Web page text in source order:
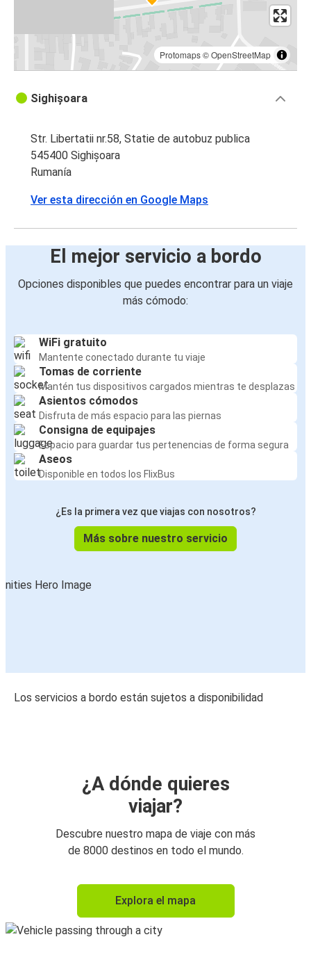
Protomaps©OpenStreetMap
Sighișoara
Str. Libertatii nr.58, Statie de autobuz publica
545400 Sighișoara
Rumanía
Ver esta dirección en Google Maps
El mejor servicio a bordo
Opciones disponibles que puedes encontrar para un viaje
más cómodo:
WiFi gratuito
Mantente conectado durante tu viaje
Tomas de corriente
Mantén tus dispositivos cargados mientras te desplazas
Asientos cómodos
Disfruta de más espacio para las piernas
Consigna de equipajes
Espacio para guardar tus pertenencias de forma segura
Aseos
Disponible en todos los FlixBus
¿Es la primera vez que viajas con nosotros?
Más sobre nuestro servicio
Los servicios a bordo están sujetos a disponibilidad
¿A dónde quieres
viajar?
Descubre nuestro mapa de viaje con más
de 8000 destinos en todo el mundo.
Explora el mapa